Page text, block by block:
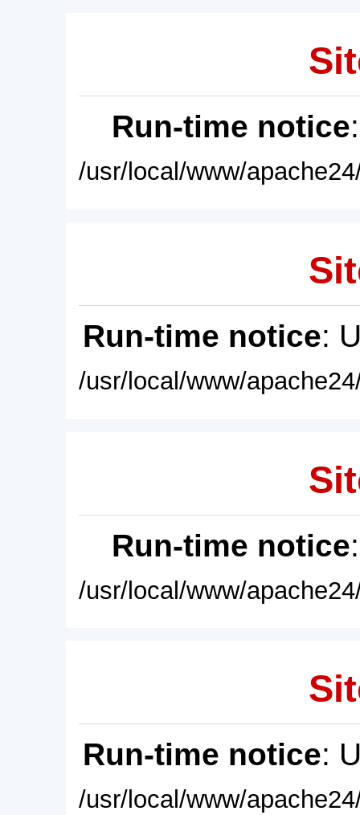
Run-time notice
/usr/local/www/
Run-time notice:
/usr/local/www/
Run-time notice
/usr/local/www/
Run-time notice:
/usr/local/www/